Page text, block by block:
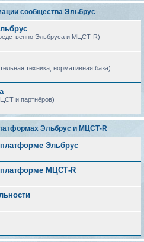
сообщества Эльбрус
Эльбруса и МЦСТ-R)
техника, нормативная база)
и партнёров)
Эльбрус и МЦСТ-R
Эльбрус
МЦСТ-R